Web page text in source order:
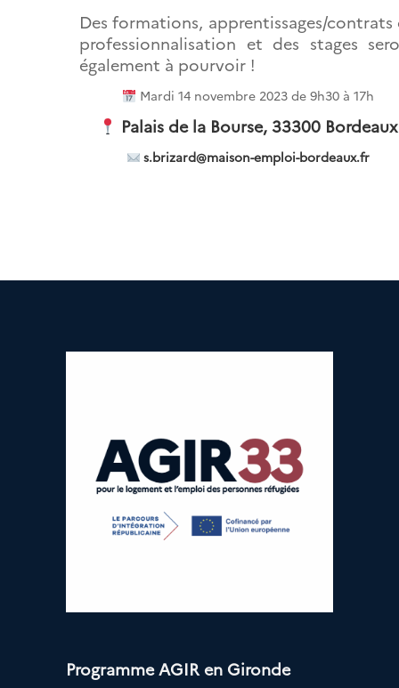
Des formations, apprentissages/contrats
professionnalisation et des stages
également à pourvoir !
Mardi 14 novembre 2023 de 9h30 à 17h
Palais de la Bourse, 33300 Bordeaux
s.brizard@maison-emploi-bordeaux.fr
Programme AGIR en Gironde